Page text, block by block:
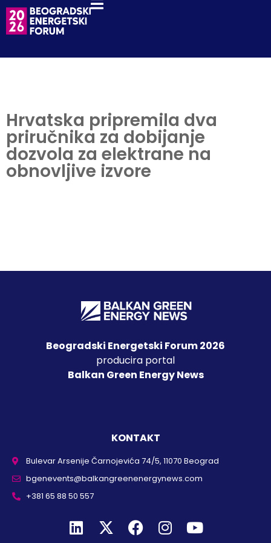
Hrvatska pripremila dva
priručnika za dobijanje
dozvola za elektrane na
obnovljive izvore
Beogradski Energetski Forum 2026
producira portal
Balkan Green Energy News
KONTAKT
Bulevar Arsenije Čarnojevića 74/5, 11070 Beograd
bgenevents@balkangreenenergynews.com
+381 65 88 50 557